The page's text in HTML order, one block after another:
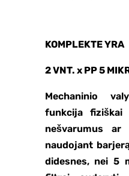
KOMPLEKTE YRA
2 VNT. x PP 5
Mechaninio
funkcija fiziškai
nešvarumus ar
naudojant
didesnes, nei 5